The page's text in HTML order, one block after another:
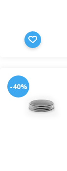
-40%